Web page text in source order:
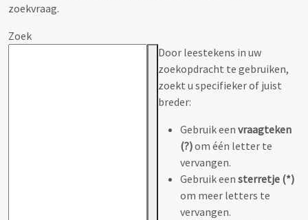
zoekvraag.
Zoek
Door leestekens in uw
zoekopdracht te gebruiken,
zoekt u specifieker of juist
breder:
Gebruik een vraagteken
(?)om één letter te
vervangen.
Gebruik een sterretje (*)
om meer letters te
vervangen.